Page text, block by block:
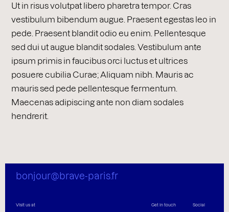
Ut in risus volutpat libero pharetra tempor. Cras
vestibulum bibendum augue. Praesent egestas leo in
pede. Praesent blandit odio eu enim. Pellentesque
sed dui ut augue blandit sodales. Vestibulum ante
ipsum primis in faucibus orci luctus et ultrices
posuere cubilia Curae; Aliquam nibh. Mauris ac
mauris sed pede pellentesque fermentum.
Maecenas adipiscing ante non diam sodales
hendrerit.
bonjour@brave-paris.fr
Visit us at Get in touch Social